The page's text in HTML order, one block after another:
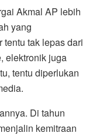
Akmal AP lebih
yang
tentu tak lepas dari
elektronik juga
tentu diperlukan
Di tahun
kemitraan